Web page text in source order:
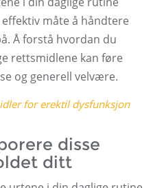
måte å håndtere
Å forstå hvordan du
rettsmidlene kan føre
og generell velvære.
for erektil dysfunksjon
disse
ditt